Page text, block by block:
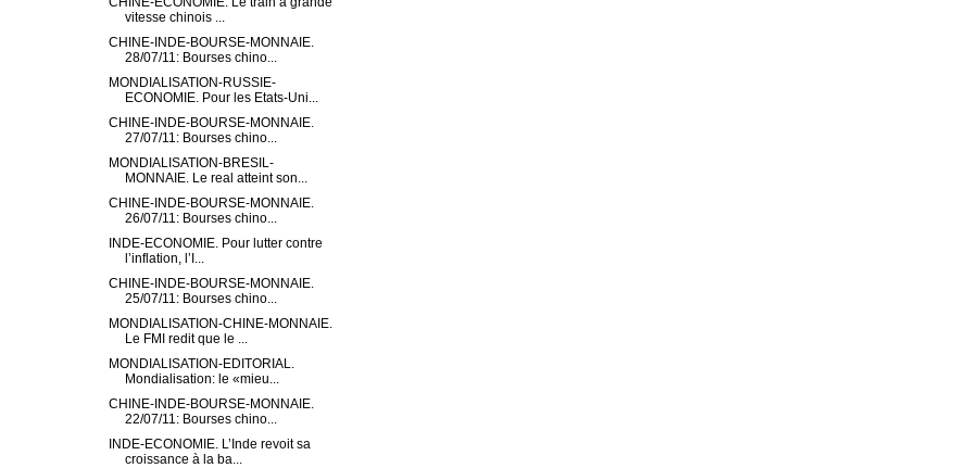
vitesse chinois ...
CHINE-INDE-BOURSE-MONNAIE.
28/07/11: Bourses chino...
MONDIALISATION-RUSSIE-
ECONOMIE. Pour les Etats-Uni...
CHINE-INDE-BOURSE-MONNAIE.
27/07/11: Bourses chino...
MONDIALISATION-BRESIL-
MONNAIE. Le real atteint son...
CHINE-INDE-BOURSE-MONNAIE.
26/07/11: Bourses chino...
INDE-ECONOMIE. Pour lutter contre
l’inflation, l’I...
CHINE-INDE-BOURSE-MONNAIE.
25/07/11: Bourses chino...
MONDIALISATION-CHINE-MONNAIE.
Le FMI redit que le ...
MONDIALISATION-EDITORIAL.
Mondialisation: le «mieu...
CHINE-INDE-BOURSE-MONNAIE.
22/07/11: Bourses chino...
INDE-ECONOMIE. L’Inde revoit sa
croissance à la ba...